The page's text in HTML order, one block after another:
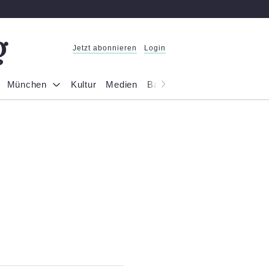
Jetzt abonnieren Login
München Kultur Medien Bayern